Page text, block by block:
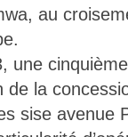
au
une
la
sise avenue